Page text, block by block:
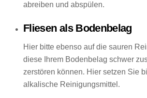
abreiben und abspülen.
Fliesen als Bodenbelag
Hier bitte ebenso auf die sauren
diese Ihrem Bodenbelag schwer
zerstören können. Hier setzen Sie
alkalische Reinigungsmittel.